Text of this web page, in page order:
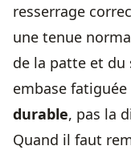
resserrage
une tenue
de la patte et du
embase
durable, pas la
Quand il faut